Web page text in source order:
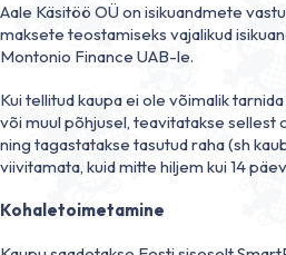
Aale Käsitöö OÜ on isikuandmete
maksete teostamiseks vajalikud
Montonio Finance UAB-le.
Kui tellitud kaupa ei ole võimalik
või muul põhjusel, teavitatakse sellest
ning tagastatakse tasutud raha (sh
viivitamata, kuid mitte hiljem kui 14
Kohaletoimetamine